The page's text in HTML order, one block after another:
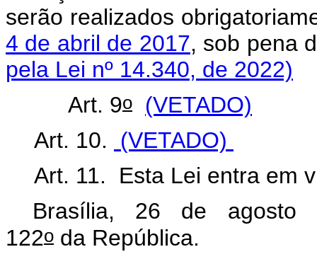
serão realizados
4 de abril de 2017, sob
pela Lei nº 14.340, de 2022)
Art. 9o
(VETADO)
Art. 10.
(VETADO)
Art. 11. Esta Lei entra em
Brasília, 26 de agosto
122o da República.